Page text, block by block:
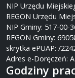
NIP Urzędu
REGON Urzędu
NIP Gminy: 517-00-
REGON Gminy:
skrytka ePUAP: /
Adres e-Doręczeń:
Godziny